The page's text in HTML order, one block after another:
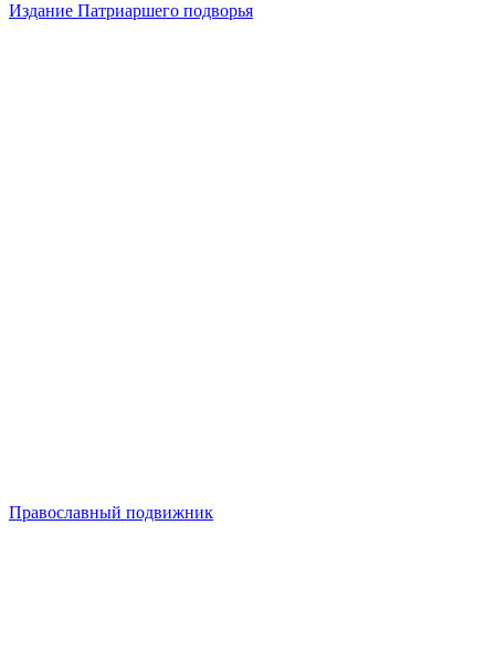
Издание Патриаршего подворья
Православный подвижник